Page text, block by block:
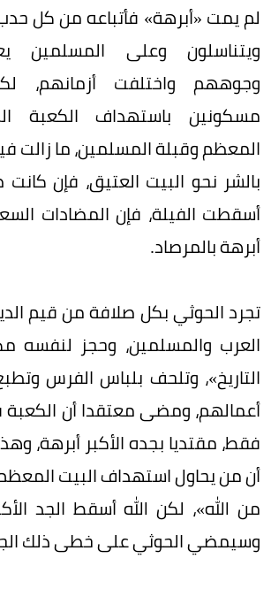
لم يمت «أبرهة» فأتباعه من كل
ويتناسلون وعلى المسلمين
وجوههم واختلفت أزمانهم،
مسكونين باستهداف الكعبة
المعظم وقبلة المسلمين، ما زالت
بالشر نحو البيت العتيق، فإن كانت
أسقطت الفيلة، فإن المضادات
أبرهة بالمرصاد.
تجرد الحوثي بكل صلافة من قيم
العرب والمسلمين، وحجز لنفسه
التاريخ»، وتلحف بلباس الفرس
أعمالهم، ومضى معتقدا أن الكعبة
فقط، مقتديا بجده الأكبر أبرهة،
أن من يحاول استهداف البيت
من الله»، لكن الله أسقط الجد
وسيمضي الحوثي على خطى ذلك